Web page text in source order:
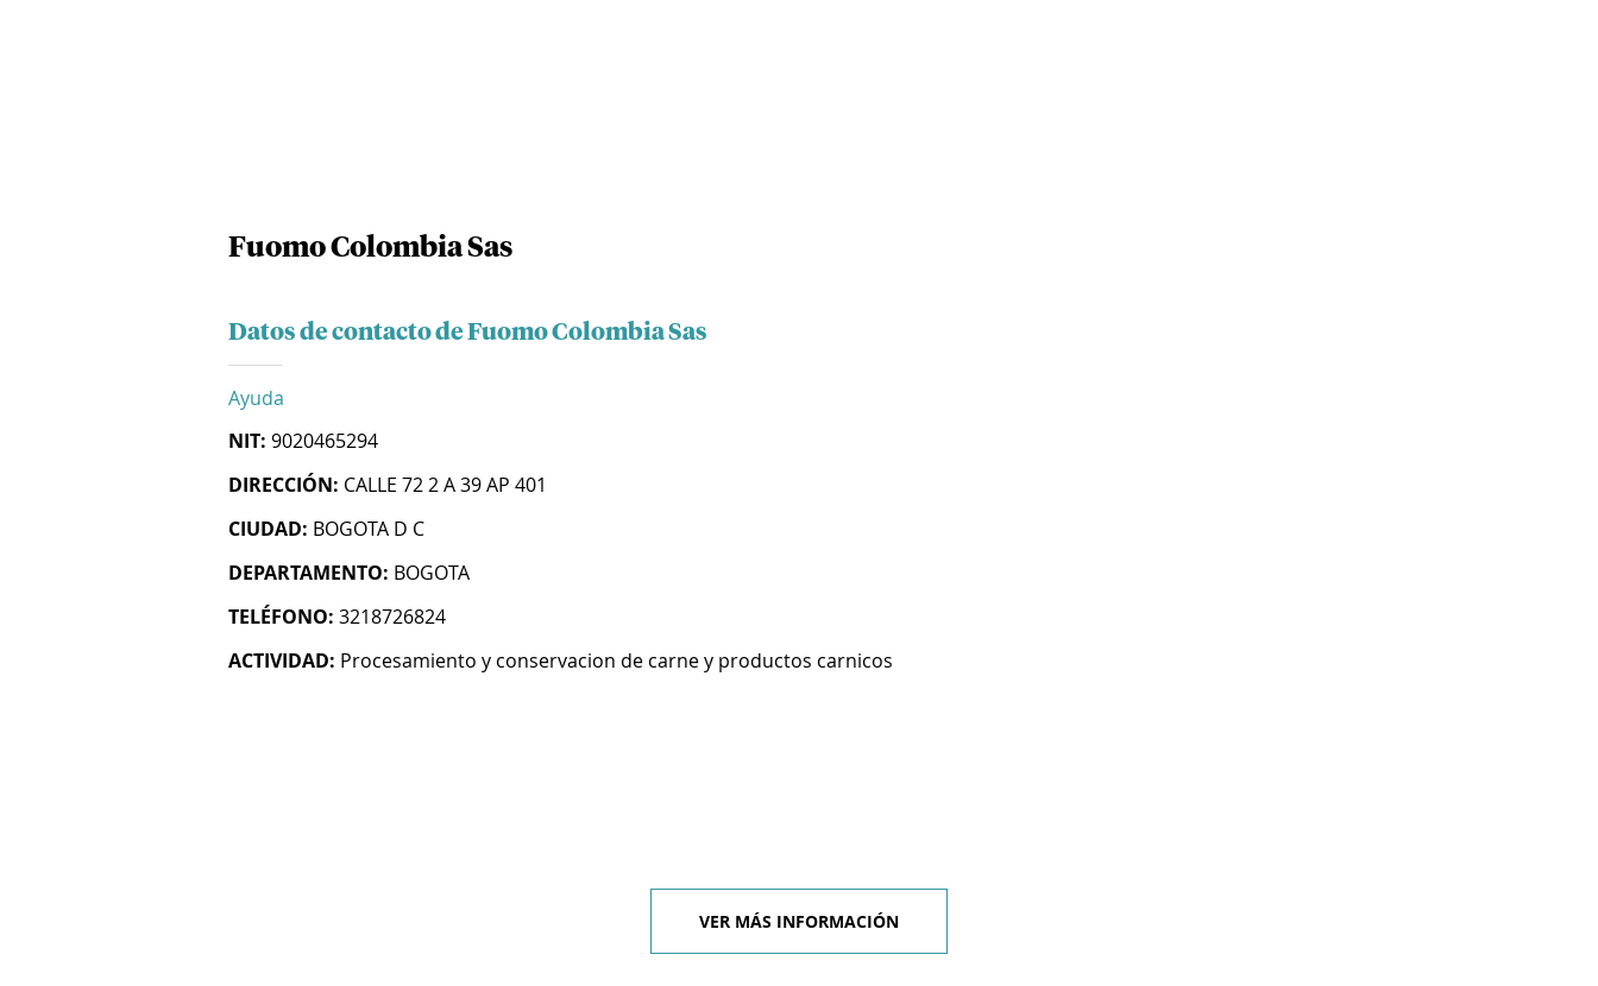
Fuomo Colombia Sas
Datos de contacto de Fuomo Colombia Sas
Ayuda
NIT: 9020465294
DIRECCIÓN: CALLE 72 2 A 39 AP 401
CIUDAD: BOGOTA D C
DEPARTAMENTO: BOGOTA
TELÉFONO: 3218726824
ACTIVIDAD: Procesamiento y conservacion de carne y productos carnicos
VER MÁS INFORMACIÓN